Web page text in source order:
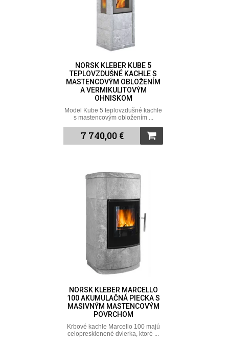
NORSK KLEBER KUBE 5
TEPLOVZDUŠNÉ KACHLE S
MASTENCOVÝM OBLOŽENÍM
A VERMIKULITOVÝM
OHNISKOM
Model Kube 5 teplovzdušné kachle
s mastencovým obložením ...
7 740,00 €
NORSK KLEBER MARCELLO
100 AKUMULAČNÁ PIECKA S
MASIVNÝM MASTENCOVÝM
POVRCHOM
Krbové kachle Marcello 100 majú
celopresklenené dvierka, ktoré ...